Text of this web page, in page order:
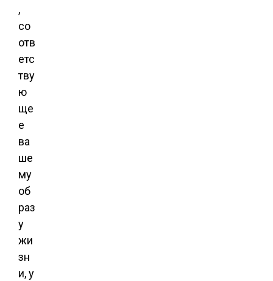
,
со
отв
етс
тву
ю
ще
е
ва
ше
му
об
раз
у
жи
зн
и, у